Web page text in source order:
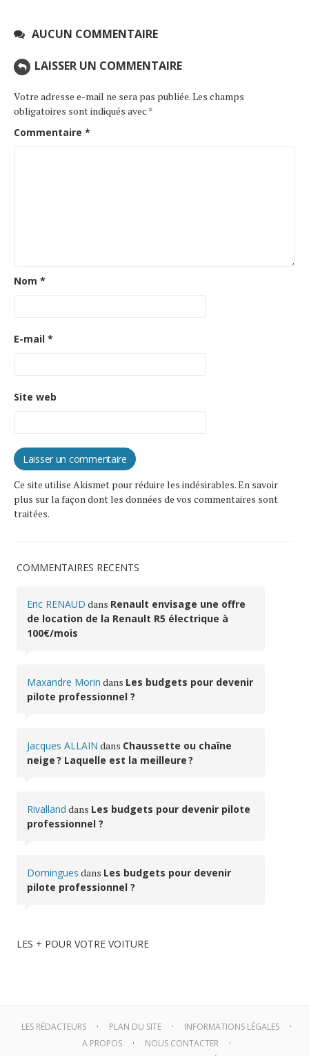
AUCUN COMMENTAIRE
LAISSER UN COMMENTAIRE
Votre adresse e-mail ne sera pas publiée.Les champs
obligatoires sont indiqués avec *
Commentaire *
Nom *
E-mail *
Site web
Ce site utilise Akismet pour réduire les indésirables.En savoir
plus sur la façon dont les données de vos commentaires sont
traitées.
COMMENTAIRES RÉCENTS
Eric RENAUD dans Renault envisage une offre
de location de la Renault R5 électrique à
100€/mois
Maxandre Morin dans Les budgets pour devenir
pilote professionnel ?
Jacques ALLAIN dans Chaussette ou chaîne
neige ? Laquelle est la meilleure ?
Rivalland dans Les budgets pour devenir pilote
professionnel ?
Domingues dans Les budgets pour devenir
pilote professionnel ?
LES + POUR VOTRE VOITURE
LES RÉDACTEURS PLAN DU SITE
INFORMATIONS LÉGALES
A PROPOS
NOUS CONTACTER